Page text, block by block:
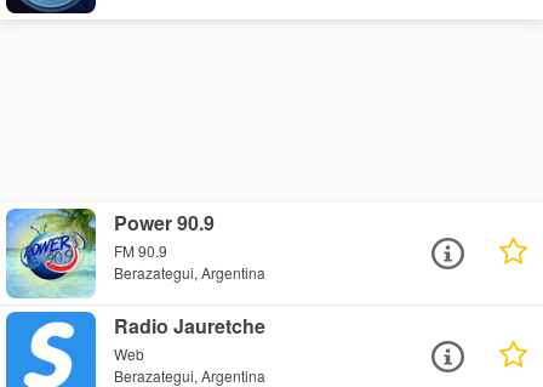
Power 90.9
FM 90.9
Berazategui, Argentina
Radio Jauretche
Web
Berazategui, Argentina